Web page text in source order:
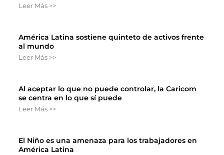
Leer Más >>
América Latina sostiene quinteto de activos frente
al mundo
Leer Más >>
Al aceptar lo que no puede controlar, la Caricom
se centra en lo que sí puede
Leer Más >>
El Niño es una amenaza para los trabajadores en
América Latina